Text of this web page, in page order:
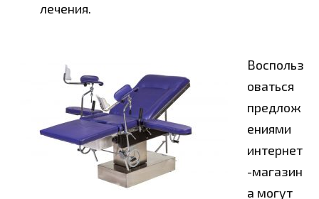
лечения.
Воспольз
оваться
предлож
ениями
интернет
-магазин
а могут